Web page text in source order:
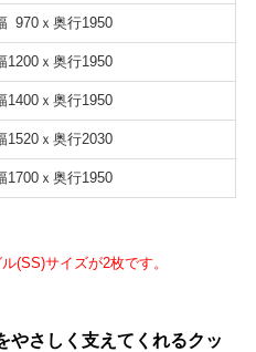
970ｘ奥行1950
1200ｘ奥行1950
1400ｘ奥行1950
1520ｘ奥行2030
1700ｘ奥行1950
(SS)サイズが2枚です。
やさしく支えてくれるクッ